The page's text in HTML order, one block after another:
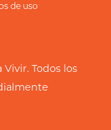
de uso
Vivir. Todos los